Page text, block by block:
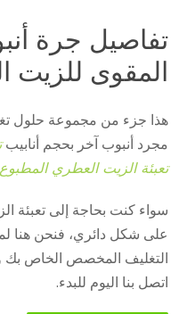
تفاصيل جرة
المقوى للزيت
هذا جزء من مجموعة حلول
مجرد أنبوب آخر بحجم أنابيب
تعبئة الزيت العطري المطبوع
سواء كنت بحاجة إلى تعبئة
على شكل دائري، فنحن هنا
التغليف المخصص الخاص بك
اتصل بنا اليوم للبدء.